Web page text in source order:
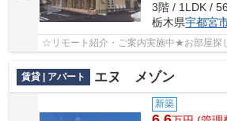
3階 / 1LDK /
栃木県宇都宮
☆リモート紹介・ご案内実施中★お部屋探
賃貸 | アパート エヌ メゾン
新築